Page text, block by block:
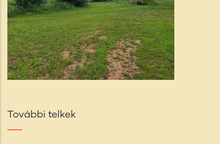
További telkek